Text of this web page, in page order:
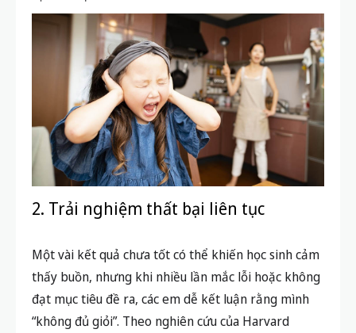
2. Trải nghiệm thất bại liên tục
Một vài kết quả chưa tốt có thể khiến học sinh cảm
thấy buồn, nhưng khi nhiều lần mắc lỗi hoặc không
đạt mục tiêu đề ra, các em dễ kết luận rằng mình
“không đủ giỏi”. Theo nghiên cứu của Harvard